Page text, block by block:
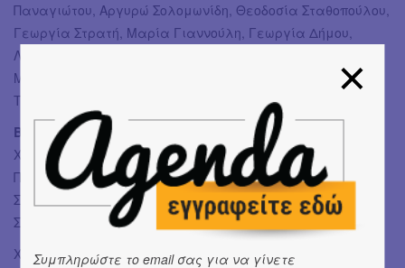
Παναγιώτου, Αργυρώ Σολομωνίδη, Θεοδοσία Σταθοπούλου,
Γεωργία Στρατή, Μαρία Γιαννούλη, Γεωργία Δήμου,
Λυδία Καπούνη, Μαρία Λαμπρινού, Σοφία Νικολάου,
Μαρία Πίχλερ-Γάσπαρη, Αλεξάνδρα Σπανού, Γεώργιος
Τσίγγος, Πάτρα Χριστοδούλου
BETWEEN STATES
Χορογραφία: Δανάη-Αικατερίνη Μητσιάνη
Πρωτότυπη μουσική σύνθεση: Λουκάς Τσολακιάν
Σχεδιασμός κοστουμιών: Δανάη-Αικατερίνη Μητσιάνη
Σχεδιασμός φωτισμών: Δημήτρης Κουτάς
Χορεύουν:
Συμπληρώστε το email σας για να γίνετε